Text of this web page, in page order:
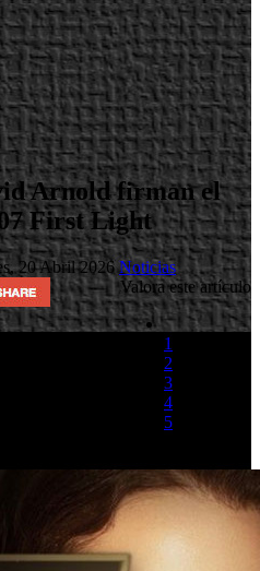
Arnold firman el
First Light
20 Abril 2026Noticias
Valora este artículo
1
2
3
4
5